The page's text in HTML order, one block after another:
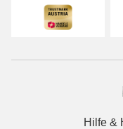
Hilfe &